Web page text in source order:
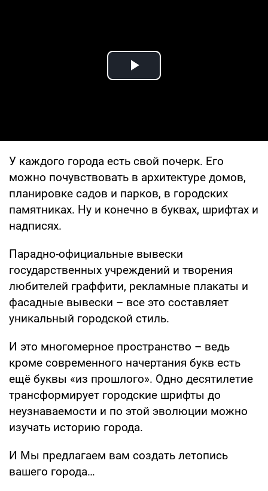
Play Video
У каждого города есть свой почерк. Его
можно почувствовать в архитектуре домов,
планировке садов и парков, в городских
памятниках. Ну и конечно в буквах, шрифтах и
надписях.
Парадно-официальные вывески
государственных учреждений и творения
любителей граффити, рекламные плакаты и
фасадные вывески – все это составляет
уникальный городской стиль.
И это многомерное пространство – ведь
кроме современного начертания букв есть
ещё буквы «из прошлого». Одно десятилетие
трансформирует городские шрифты до
неузнаваемости и по этой эволюции можно
изучать историю города.
И Мы предлагаем вам создать летопись
вашего города…